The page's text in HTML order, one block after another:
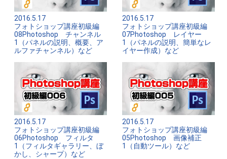
2016.5.17
フォトショップ講座初級編
08Photoshop チャンネル
1（パネルの説明、概要、ア
ルファチャンネル）など
2016.5.17
フォトショップ講座初級編
07Photoshop レイヤー
1（パネルの説明、簡単なレ
イヤー作成）など
2016.5.17
フォトショップ講座初級編
06Photoshop フィルタ
1（フィルタギャラリー、ぼ
かし、シャープ）など
2016.5.17
フォトショップ講座初級編
05Photoshop 画像補正
1（自動ツール）など